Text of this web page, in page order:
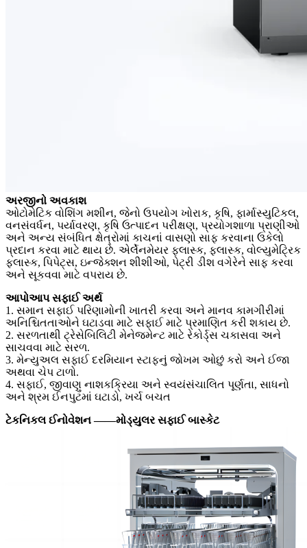
અરજીનો અવકાશ
ઓટોમેટિક વોશિંગ મશીન, જેનો ઉપયોગ ખોરાક, કૃષિ, ફાર્માસ્યુટિકલ,
વનસંવર્ધન, પર્યાવરણ, કૃષિ ઉત્પાદન પરીક્ષણ, પ્રયોગશાળા પ્રાણીઓ
અને અન્ય સંબંધિત ક્ષેત્રોમાં કાચનાં વાસણો સાફ કરવાના ઉકેલો
પ્રદાન કરવા માટે થાય છે. એર્લેનમેયર ફ્લાસ્ક, ફ્લાસ્ક, વોલ્યુમેટ્રિક
ફ્લાસ્ક, પિપેટ્સ, ઇન્જેક્શન શીશીઓ, પેટ્રી ડીશ વગેરેને સાફ કરવા
અને સૂકવવા માટે વપરાય છે.
આપોઆપ સફાઈ અર્થ
1. સમાન સફાઈ પરિણામોની ખાતરી કરવા અને માનવ કામગીરીમાં
અનિશ્ચિતતાઓને ઘટાડવા માટે સફાઈ માટે પ્રમાણિત કરી શકાય છે.
2. સરળતાથી ટ્રેસેબિલિટી મેનેજમેન્ટ માટે રેકોર્ડ્સ ચકાસવા અને
સાચવવા માટે સરળ.
3. મેન્યુઅલ સફાઈ દરમિયાન સ્ટાફનું જોખમ ઓછું કરો અને ઈજા
અથવા ચેપ ટાળો.
4. સફાઈ, જીવાણુ નાશકક્રિયા અને સ્વયંસંચાલિત પૂર્ણતા, સાધનો
અને શ્રમ ઈનપુટમાં ઘટાડો, ખર્ચ બચત
ટેકનિકલ ઈનોવેશન ——મોડ્યુલર સફાઈ બાસ્કેટ